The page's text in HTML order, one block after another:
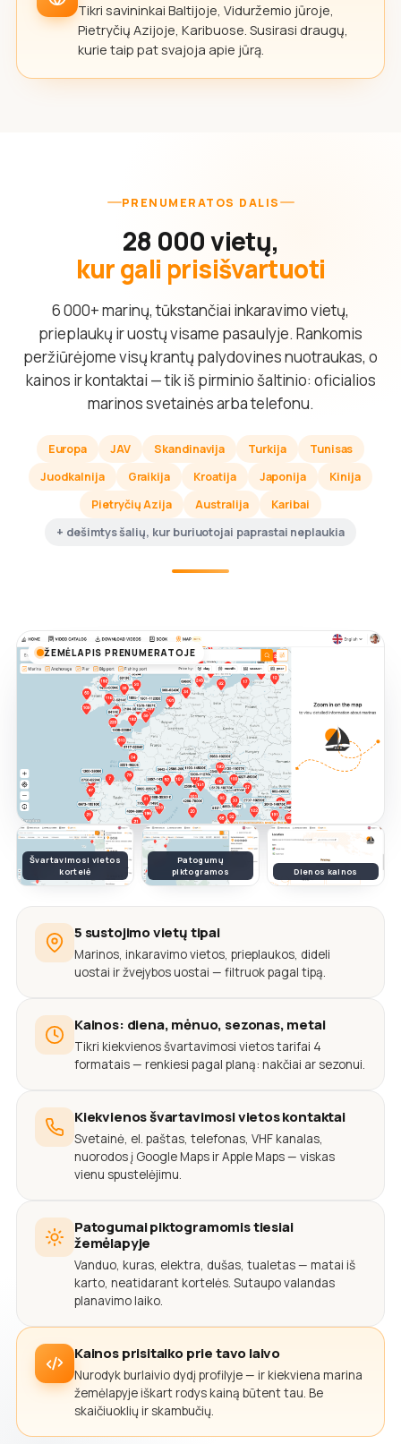
Tikri savininkai Baltijoje, Viduržemio jūroje,
Pietryčių Azijoje, Karibuose. Susirasi draugų,
kurie taip pat svajoja apie jūrą.
PRENUMERATOS DALIS
28 000 vietų,
kur gali prisišvartuoti
6 000+ marinų, tūkstančiai inkaravimo vietų,
prieplaukų ir uostų visame pasaulyje. Rankomis
peržiūrėjome visų krantų palydovines nuotraukas, o
kainos ir kontaktai — tik iš pirminio šaltinio: oficialios
marinos svetainės arba telefonu.
Europa JAV Skandinavija Turkija
Tunisas
Juodkalnija
Graikija Kroatija Japonija
Kinija
Pietryčių Azija
Australija
Karibai
+ dešimtys šalių, kur buriuotojai paprastai neplaukia
ŽEMĖLAPIS PRENUMERATOJE
Švartavimosi vietos
kortelė
Patogumų
piktogramos
Dienos kainos
5 sustojimo vietų tipai
Marinos, inkaravimo vietos, prieplaukos, dideli
uostai ir žvejybos uostai — filtruok pagal tipą.
Kainos: diena, mėnuo, sezonas, metai
Tikri kiekvienos švartavimosi vietos tarifai 4
formatais — renkiesi pagal planą: nakčiai ar sezonui.
Kiekvienos švartavimosi vietos kontaktai
Svetainė, el. paštas, telefonas, VHF kanalas,
nuorodos į Google Maps ir Apple Maps — viskas
vienu spustelėjimu.
Patogumai piktogramomis tiesiai
žemėlapyje
Vanduo, kuras, elektra, dušas, tualetas — matai iš
karto, neatidarant kortelės. Sutaupo valandas
planavimo laiko.
Kainos prisitaiko prie tavo laivo
Nurodyk burlaivio dydį profilyje — ir kiekviena marina
žemėlapyje iškart rodys kainą būtent tau. Be
skaičiuoklių ir skambučių.